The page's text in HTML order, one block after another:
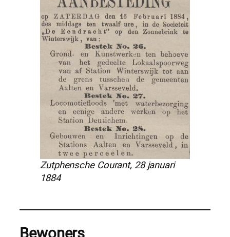
Zutphensche Courant, 28 januari
1884